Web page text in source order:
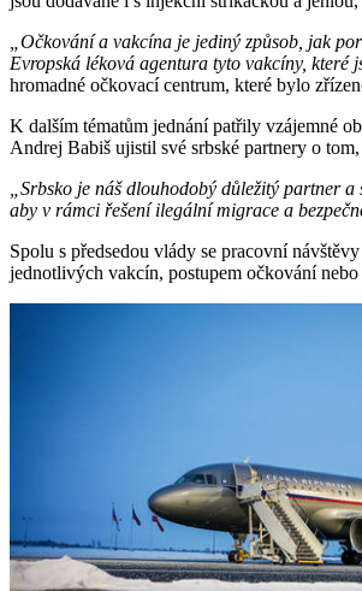
„Očkování a vakcína je jediný způsob, jak
Evropská léková agentura tyto vakcíny,
hromadné očkovací centrum, které bylo
K dalším tématům jednání patřily vzájemné
Andrej Babiš ujistil své srbské partnery o
„Srbsko je náš dlouhodobý důležitý partner
aby v rámci řešení ilegální migrace a
Spolu s předsedou vlády se pracovní
jednotlivých vakcín, postupem očkování